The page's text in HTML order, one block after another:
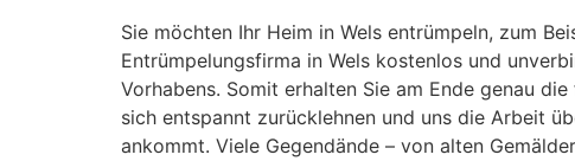
Sie möchten Ihr Heim in Wels entrümpeln, zum
Entrümpelungsfirma in Wels kostenlos und
Vorhabens. Somit erhalten Sie am Ende genau
sich entspannt zurücklehnen und uns die Arbeit
ankommt. Viele Gegendände – von alten